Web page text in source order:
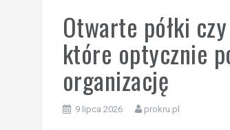
Otwarte półki
które optycznie
organizację
9 lipca 2026 prokru.pl